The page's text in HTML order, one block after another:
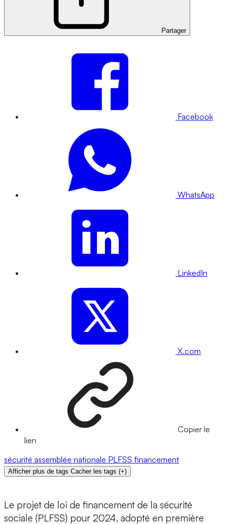
Partager
Facebook
WhatsApp
LinkedIn
X.com
Copier le
lien
sécurité assemblée nationale PLFSS financement
Afficher plus de tags Cacher les tags (+)
Le projet de loi de financement de la sécurité
sociale (PLFSS) pour 2024, adopté en première